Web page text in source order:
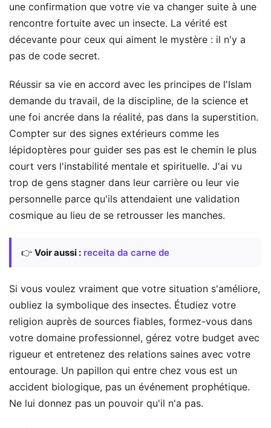
une confirmation que votre vie va changer suite à une
rencontre fortuite avec un insecte. La vérité est
décevante pour ceux qui aiment le mystère : il n'y a
pas de code secret.
Réussir sa vie en accord avec les principes de l'Islam
demande du travail, de la discipline, de la science et
une foi ancrée dans la réalité, pas dans la superstition.
Compter sur des signes extérieurs comme les
lépidoptères pour guider ses pas est le chemin le plus
court vers l'instabilité mentale et spirituelle. J'ai vu
trop de gens stagner dans leur carrière ou leur vie
personnelle parce qu'ils attendaient une validation
cosmique au lieu de se retrousser les manches.
👉 Voir aussi : receita da carne de
Si vous voulez vraiment que votre situation s'améliore,
oubliez la symbolique des insectes. Étudiez votre
religion auprès de sources fiables, formez-vous dans
votre domaine professionnel, gérez votre budget avec
rigueur et entretenez des relations saines avec votre
entourage. Un papillon qui entre chez vous est un
accident biologique, pas un événement prophétique.
Ne lui donnez pas un pouvoir qu'il n'a pas.